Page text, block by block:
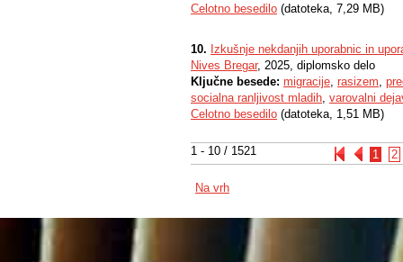
1 - 10 / 1521 1 2
Celotno besedilo (datoteka, 7,29 MB)
10. Izkušnje nekdanjih uporabnic in
Nives Bregar, 2025, diplomsko delo
Ključne besede: migracije, rasizem,
socialna ranljivost mladih, varovalni
Celotno besedilo (datoteka, 1,51 MB)
Na vrh